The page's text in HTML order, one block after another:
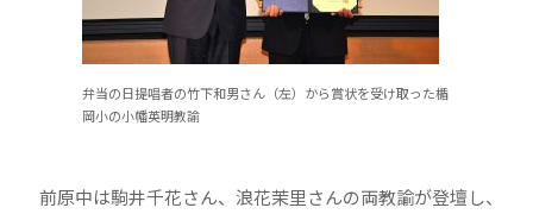
弁当の日提唱者の竹下和男さん（左）から賞状を受け取った楯
岡小の小幡英明教諭
前原中は駒井千花さん、浪花茉里さんの両教諭が登壇し、